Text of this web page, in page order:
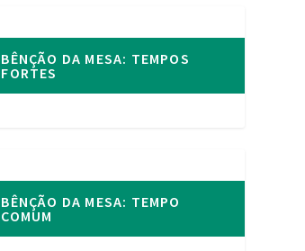
BÊNÇÃO DA MESA: TEMPOS
FORTES
BÊNÇÃO DA MESA: TEMPO
COMUM